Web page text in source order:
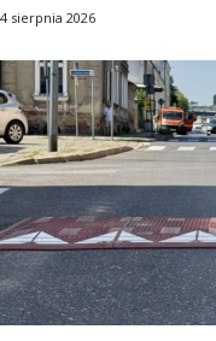
4 sierpnia 2026